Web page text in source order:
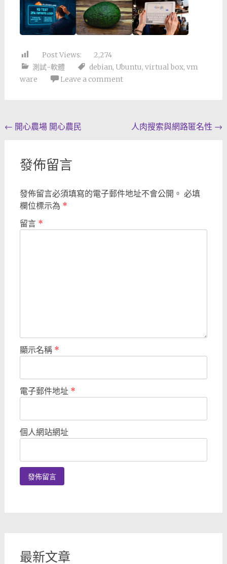
Post Views:
2,274
測試-軟體
debian, Ubuntu, virtual box, vm
ware
Leave a comment
Post
← 開心農場 開心農民 人肉搜索與網路匿名性 →
發佈留言
發佈留言必須填寫的電子郵件地址不會公開。 必填
欄位標示為 *
留言 *
顯示名稱 *
電子郵件地址 *
個人網站網址
最新文章